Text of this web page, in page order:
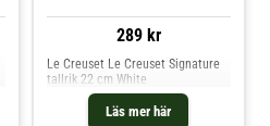
289 kr
Läs mer här
Le Creuset Le Creuset Signature
tallrik 22 cm White